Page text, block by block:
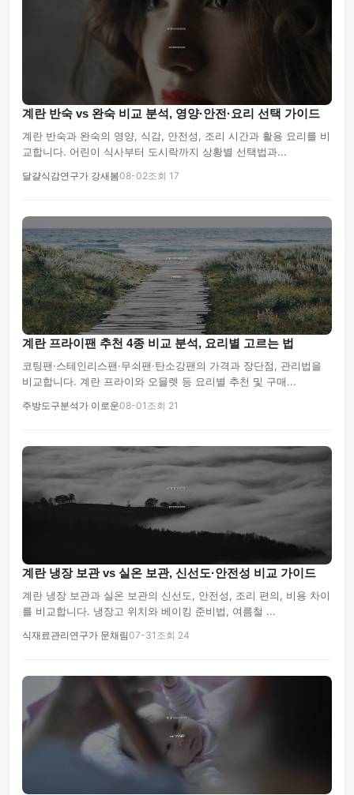
계란 반숙 vs 완숙 비교 분석, 영양·안전·요리 선택 가이드
계란 반숙과 완숙의 영양, 식감, 안전성, 조리 시간과 활용 요리를 비
교합니다. 어린이 식사부터 도시락까지 상황별 선택법과...
달걀식감연구가 강새봄08-02조회 17
계란 프라이팬 추천 4종 비교 분석, 요리별 고르는 법
코팅팬·스테인리스팬·무쇠팬·탄소강팬의 가격과 장단점, 관리법을
비교합니다. 계란 프라이와 오믈렛 등 요리별 추천 및 구매...
주방도구분석가 이로운08-01 조회 21
계란 냉장 보관 vs 실온 보관, 신선도·안전성 비교 가이드
계란 냉장 보관과 실온 보관의 신선도, 안전성, 조리 편의, 비용 차이
를 비교합니다. 냉장고 위치와 베이킹 준비법, 여름철 ...
식재료관리연구가 문채림07-31 조회 24